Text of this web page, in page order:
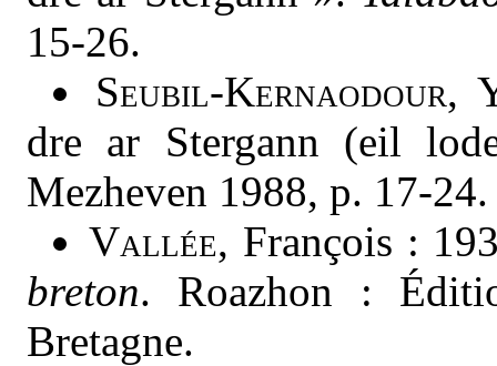
15-26.
Seubil-Kernaodour,
dre ar Stergann (eil
Mezheven 1988, p. 17-24.
Vallée, François :
breton. Roazhon :
Bretagne.